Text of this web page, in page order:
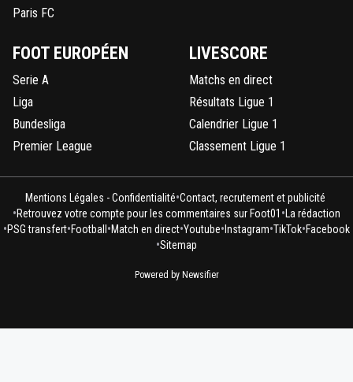
Paris FC
FOOT EUROPÉEN
Serie A
Liga
Bundesliga
Premier League
LIVESCORE
Matchs en direct
Résultats Ligue 1
Calendrier Ligue 1
Classement Ligue 1
Mentions Légales - Confidentialité•Contact, recrutement et publicité
•Retrouvez votre compte pour les commentaires sur Foot01 •La rédaction
•PSG transfert•Football •Match en direct•Youtube• Instagram•TikTok•Facebook
•Sitemap
Powered by Newsifier